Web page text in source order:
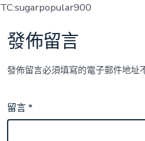
TC:sugarpopular900
發佈留言
發佈留言必須填寫的電子郵件地址
留言*